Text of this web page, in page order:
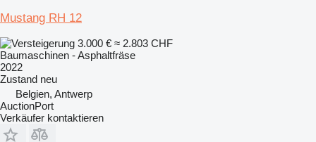
Mustang RH 12
3.000 € ≈ 2.803 CHF
Baumaschinen - Asphaltfräse
2022
Zustand neu
Belgien, Antwerp
AuctionPort
Verkäufer kontaktieren